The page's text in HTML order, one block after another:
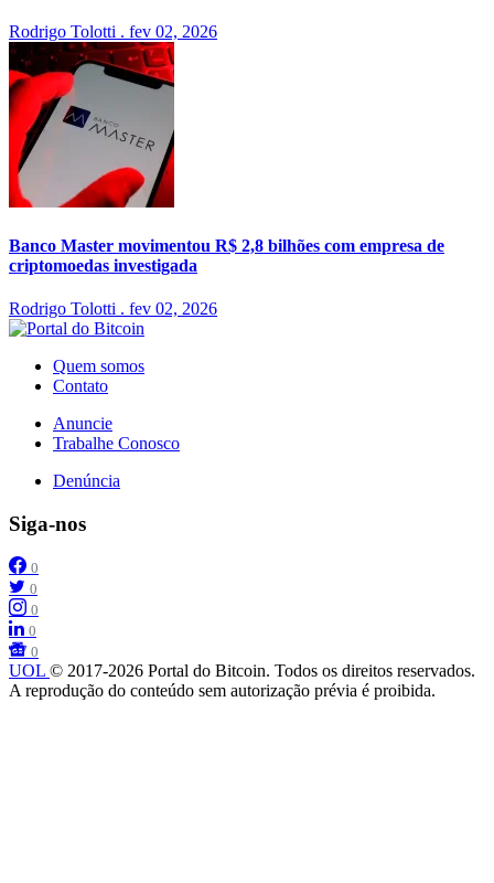
Rodrigo Tolotti . fev 02, 2026
Banco Master movimentou R$ 2,8 bilhões com empresa de
criptomoedas investigada
Rodrigo Tolotti . fev 02, 2026
Quem somos
Contato
Anuncie
Trabalhe Conosco
Denúncia
Siga-nos
0
0
0
0
0
UOL © 2017-2026 Portal do Bitcoin. Todos os direitos reservados.
A reprodução do conteúdo sem autorização prévia é proibida.